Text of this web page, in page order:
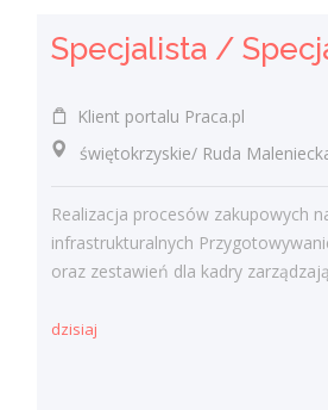
Klient portalu Praca.pl
świętokrzyskie/ Ruda
Realizacja procesów zakupowych
infrastrukturalnych
oraz zestawień dla kadry
dzisiaj